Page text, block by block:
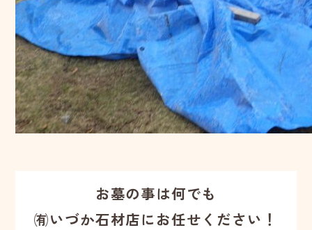
お墓の事は何でも
㈲いづか石材店にお任せください！